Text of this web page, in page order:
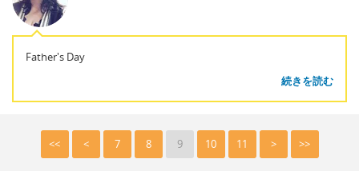
Father's Day
続きを読む
<< < 7 8 9 10 11 > >>